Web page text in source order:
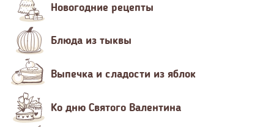
Новогодние рецепты
Блюда из тыквы
Выпечка и сладости из яблок
Ко дню Святого Валентина